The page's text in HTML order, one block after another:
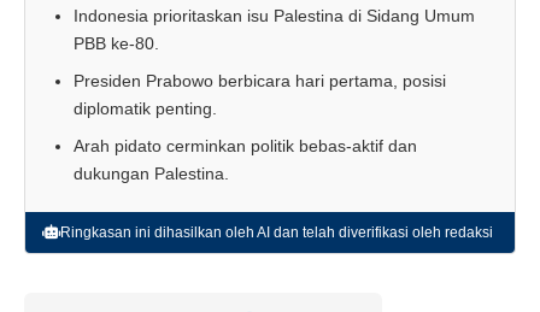
Indonesia prioritaskan isu Palestina di Sidang Umum
PBB ke-80.
Presiden Prabowo berbicara hari pertama, posisi
diplomatik penting.
Arah pidato cerminkan politik bebas-aktif dan
dukungan Palestina.
Ringkasan ini dihasilkan oleh AI dan telah diverifikasi oleh redaksi